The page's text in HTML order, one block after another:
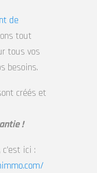
de
tout
tous vos
besoins.
créés et
!
ici :